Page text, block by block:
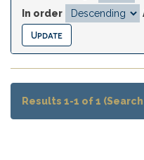
In order
Results 1-1 of 1